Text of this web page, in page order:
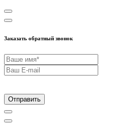
Заказать обратный звонок
Отправить